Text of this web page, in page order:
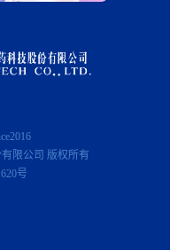
限公司 版权所有
号